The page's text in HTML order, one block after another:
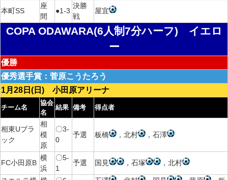
本町SS
座
間
●1-3
決勝
戦
屋宜
COPA ODAWARA(6人制7分ハーフ) イエロ
ー
優勝
優秀選手賞：菅原こうたろう
1月28日(日) 小田原アリーナ
チーム名
協会
名
結果 備考 得点者
相東Uブラ
ック
相
模
原
〇3-
0
予選 板橋 ，北村 ，石澤
FC小田原B
横
浜
〇5-
1
予選 国見 ，石塚 ，北村